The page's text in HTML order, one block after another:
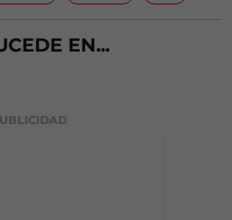
EN...